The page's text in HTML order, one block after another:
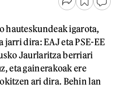
hauteskundeak igarota,
dira: EAJ eta PSE-EE
Jaurlaritza berriari
eta gainerakoak ere
ari dira. Behin lan